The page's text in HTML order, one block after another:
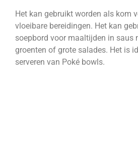
Het kan gebruikt worden als kom
vloeibare bereidingen. Het kan
soepbord voor maaltijden in saus
groenten of grote salades. Het is
serveren van Poké bowls.